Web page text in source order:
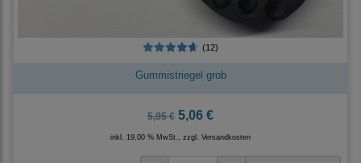
(12)
Gummistriegel grob
5,95 € 5,06 €
inkl. 19,00 % MwSt., zzgl. Versandkosten